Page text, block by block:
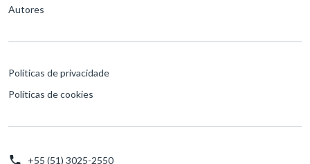
Autores
Políticas de privacidade
Políticas de cookies
+55 (51) 3025-2550